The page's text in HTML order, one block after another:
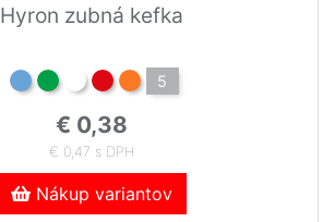
Hyron zubná kefka
5
€ 0,38
€ 0,47 s DPH
Nákup variantov